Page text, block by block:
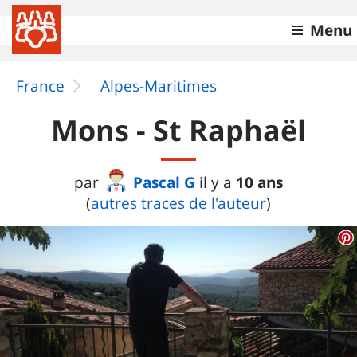
Menu
France Alpes-Maritimes
Mons - St Raphaël
par Pascal G il y a 10 ans
(autres traces de l'auteur)